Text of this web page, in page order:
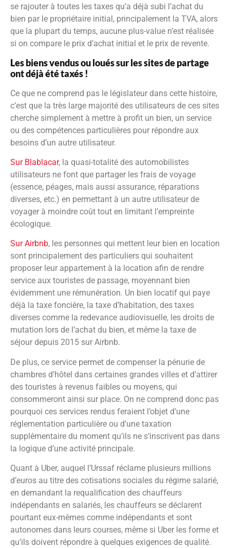
se rajouter à toutes les taxes qu’a déjà subi l’achat du
bien par le propriétaire initial, principalement la TVA, alors
que la plupart du temps, aucune plus-value n’est réalisée
si on compare le prix d’achat initial et le prix de revente.
Les biens vendus ou loués sur les sites de partage
ont déjà été taxés !
Ce que ne comprend pas le législateur dans cette histoire,
c’est que la très large majorité des utilisateurs de ces sites
cherche simplement à mettre à profit un bien, un service
ou des compétences particulières pour répondre aux
besoins d’un autre utilisateur.
Sur Blablacar, la quasi-totalité des automobilistes
utilisateurs ne font que partager les frais de voyage
(essence, péages, mais aussi assurance, réparations
diverses, etc.) en permettant à un autre utilisateur de
voyager à moindre coût tout en limitant l’empreinte
écologique.
Sur Airbnb, les personnes qui mettent leur bien en location
sont principalement des particuliers qui souhaitent
proposer leur appartement à la location afin de rendre
service aux touristes de passage, moyennant bien
évidemment une rémunération. Un bien locatif qui paye
déjà la taxe foncière, la taxe d’habitation, des taxes
diverses comme la redevance audiovisuelle, les droits de
mutation lors de l’achat du bien, et même la taxe de
séjour depuis 2015 sur Airbnb.
De plus, ce service permet de compenser la pénurie de
chambres d’hôtel dans certaines grandes villes et d’attirer
des touristes à revenus faibles ou moyens, qui
consommeront ainsi sur place. On ne comprend donc pas
pourquoi ces services rendus feraient l’objet d’une
réglementation particulière ou d’une taxation
supplémentaire du moment qu’ils ne s’inscrivent pas dans
la logique d’une activité principale.
Quant à Uber, auquel l’Urssaf réclame plusieurs millions
d’euros au titre des cotisations sociales du régime salarié,
en demandant la requalification des chauffeurs
indépendants en salariés, les chauffeurs se déclarent
pourtant eux-mêmes comme indépendants et sont
autonomes dans leurs courses, même si Uber les forme et
qu’ils doivent répondre à quelques exigences de qualité.